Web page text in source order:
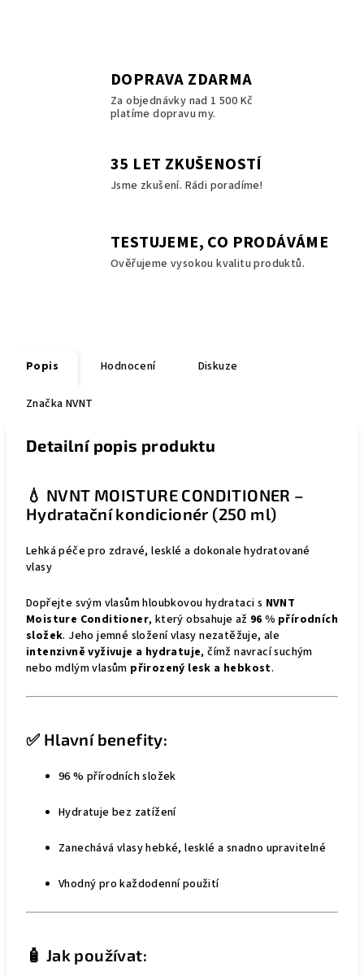
DOPRAVA ZDARMA
Za objednávky nad 1 500 Kč
platíme dopravu my.
35 LET ZKUŠENOSTÍ
Jsme zkušení. Rádi poradíme!
TESTUJEME, CO PRODÁVÁME
Ověřujeme vysokou kvalitu produktů.
Popis Hodnocení Diskuze
Značka NVNT
Detailní popis produktu
💧 NVNT MOISTURE CONDITIONER –
Hydratační kondicionér (250 ml)
Lehká péče pro zdravé, lesklé a dokonale hydratované
vlasy
Dopřejte svým vlasům hloubkovou hydrataci s NVNT
Moisture Conditioner, který obsahuje až 96 % přírodních
složek. Jeho jemné složení vlasy nezatěžuje, ale
intenzivně vyživuje a hydratuje, čímž navrací suchým
nebo mdlým vlasům přirozený lesk a hebkost.
✅ Hlavní benefity:
96 % přírodních složek
Hydratuje bez zatížení
Zanechává vlasy hebké, lesklé a snadno upravitelné
Vhodný pro každodenní použití
🧴 Jak používat: